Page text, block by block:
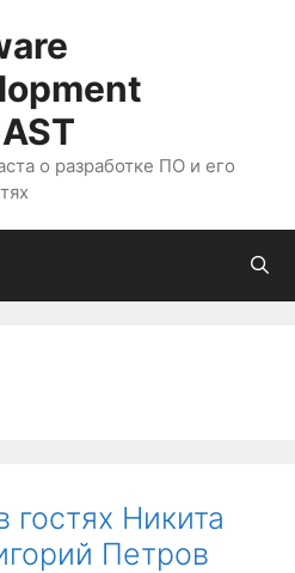
о разработке ПО и его
гостях Никита
Петров